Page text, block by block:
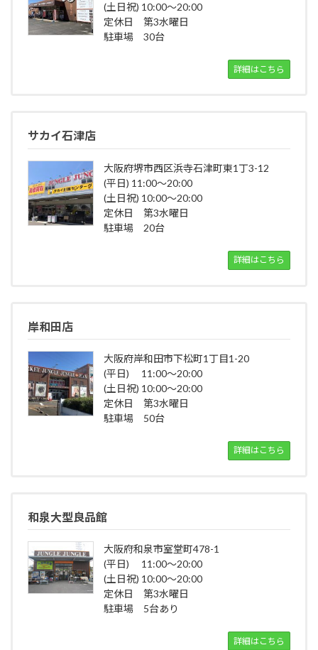
(土日祝) 10:00～20:00
定休日 第3水曜日
駐車場 30台
詳細はこちら
サカイ石津店
大阪府堺市西区浜寺石津町東1丁3-12
(平日) 11:00～20:00
(土日祝) 10:00～20:00
定休日 第3水曜日
駐車場 20台
詳細はこちら
岸和田店
大阪府岸和田市下松町1丁目1-20
(平日) 11:00～20:00
(土日祝) 10:00～20:00
定休日 第3水曜日
駐車場 50台
詳細はこちら
和泉大型良品館
大阪府和泉市室堂町478-1
(平日) 11:00～20:00
(土日祝) 10:00～20:00
定休日 第3水曜日
駐車場 5台あり
詳細はこちら